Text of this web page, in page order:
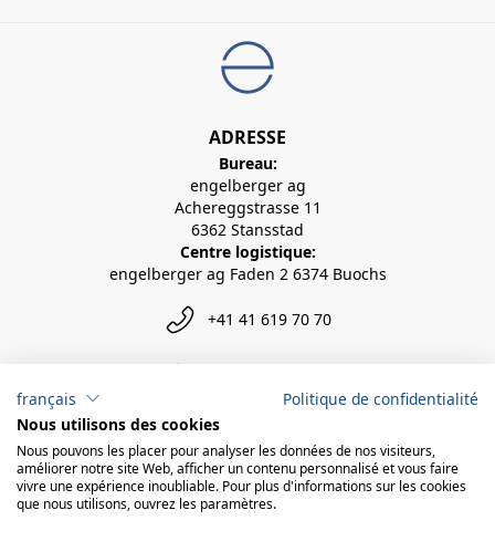
ADRESSE
Bureau:
engelberger ag
Achereggstrasse 11
6362 Stansstad
Centre logistique:
engelberger ag Faden 2 6374 Buochs
+41 41 619 70 70
français
Politique de confidentialité
Nous utilisons des cookies
Nous pouvons les placer pour analyser les données de nos visiteurs,
améliorer notre site Web, afficher un contenu personnalisé et vous faire
vivre une expérience inoubliable. Pour plus d'informations sur les cookies
que nous utilisons, ouvrez les paramètres.